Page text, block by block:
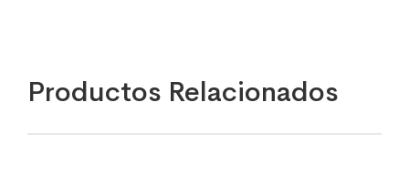
Productos Relacionados